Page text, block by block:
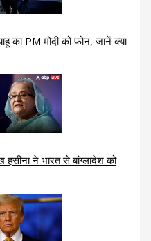
का PM मोदी को फोन, जानें क्या
ने भारत से बांग्लादेश को